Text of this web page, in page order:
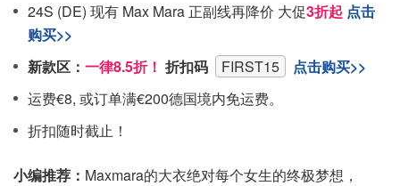
24S (DE) 现有 Max Mara 正副线再降价 大促3折起 点击
购买>>
新款区： 一律8.5折！ 折扣码 FIRST15
点击购买>>
运费€8, 或订单满€200德国境内免运费。
折扣随时截止！
小编推荐： Maxmara的大衣绝对每个女生的终极梦想，